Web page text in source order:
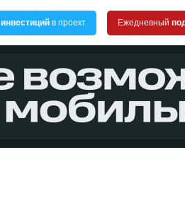
инвестиций в проект Ежедневный